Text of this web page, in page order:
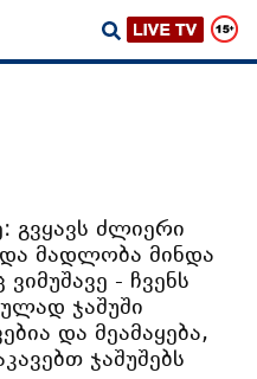
გვყავს ძლიერი
და მადლობა მინდა
- ჩვენს
ჯაშუში
და მეამაყება,
ჯაშუშებს